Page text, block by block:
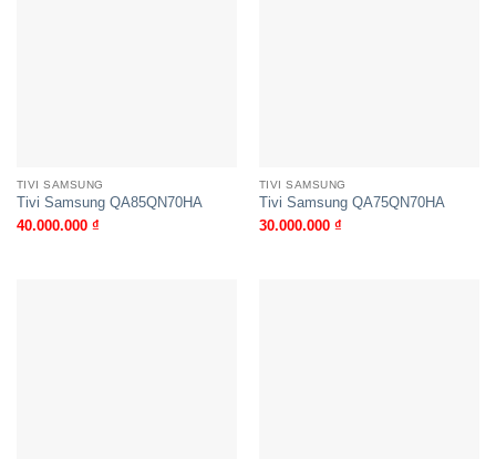
TIVI SAMSUNG
Tivi Samsung QA85QN70HA
40.000.000 ₫
TIVI SAMSUNG
Tivi Samsung QA75QN70HA
30.000.000 ₫